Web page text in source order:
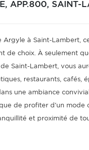
APP.800, SAINT-
Argyle à Saint-Lambert,
de choix. À seulement
Saint-Lambert, vous
restaurants, cafés,
une ambiance
de profiter d'un mode
et proximité de